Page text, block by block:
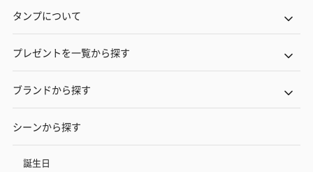
タンプについて
プレゼントを一覧から探す
ブランドから探す
シーンから探す
誕生日